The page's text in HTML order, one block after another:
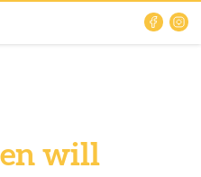
will